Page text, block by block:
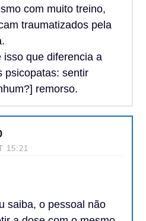
com muito treino,
traumatizados pela
isso que diferencia a
psicopatas: sentir
remorso.
15:21
saiba, o pessoal não